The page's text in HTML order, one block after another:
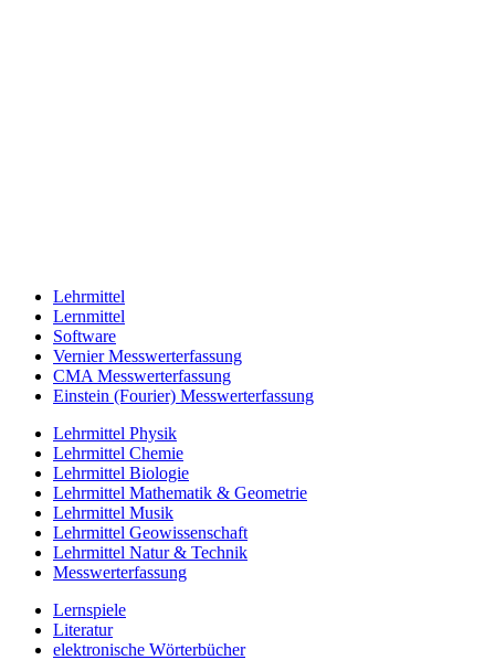
Lehrmittel
Lernmittel
Software
Vernier Messwerterfassung
CMA Messwerterfassung
Einstein (Fourier) Messwerterfassung
Lehrmittel Physik
Lehrmittel Chemie
Lehrmittel Biologie
Lehrmittel Mathematik & Geometrie
Lehrmittel Musik
Lehrmittel Geowissenschaft
Lehrmittel Natur & Technik
Messwerterfassung
Lernspiele
Literatur
elektronische Wörterbücher